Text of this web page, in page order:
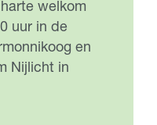
welkom
uur in de
en
Nijlicht in